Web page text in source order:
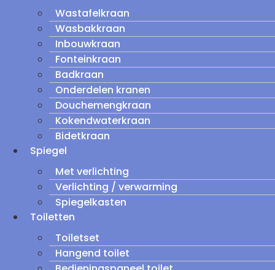
Wastafelkraan
Wasbakkraan
Inbouwkraan
Fonteinkraan
Badkraan
Onderdelen kranen
Douchemengkraan
Kokendwaterkraan
Bidetkraan
Spiegel
Met verlichting
Verlichting / verwarming
Spiegelkasten
Toiletten
Toiletset
Hangend toilet